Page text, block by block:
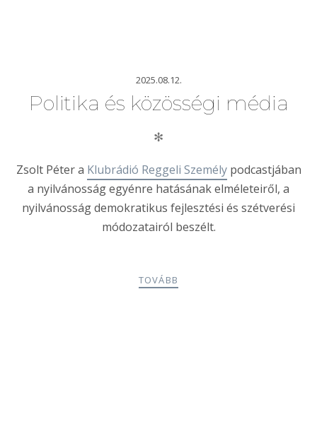
2025.08.12.
Politika és közösségi média
✻
Zsolt Péter a Klubrádió Reggeli Személypodcastjában
a nyilvánosság egyénre hatásának elméleteiről, a
nyilvánosság demokratikus fejlesztési és szétverési
módozatairól beszélt.
TOVÁBB